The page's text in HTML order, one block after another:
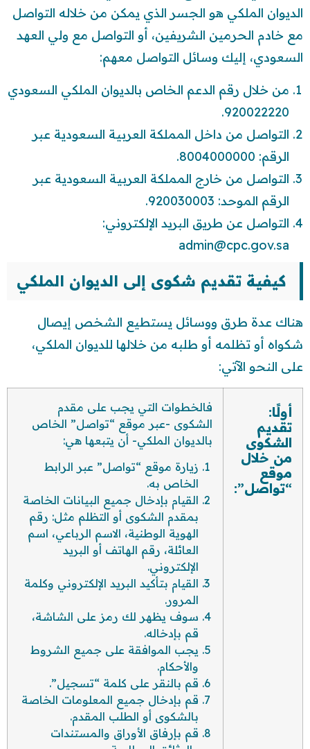
الديوان الملكي هو الجسر الذي يمكن من خلاله التواصل
مع خادم الحرمين الشريفين، أو التواصل مع ولي العهد
السعودي، إليك وسائل التواصل معهم:
من خلال رقم الدعم الخاص بالديوان الملكي السعودي
920022220.
التواصل من داخل المملكة العربية السعودية عبر
الرقم: 8004000000.
التواصل من خارج المملكة العربية السعودية عبر
الرقم الموحد: 920030003.
التواصل عن طريق البريد الإلكتروني:
admin@cpc.gov.sa
كيفية تقديم شكوى إلى الديوان الملكي
هناك عدة طرق ووسائل يستطيع الشخص إيصال
شكواه أو تظلمه أو طلبه من خلالها للديوان الملكي،
على النحو الآتي:
أولًا:
تقديم
الشكوى
من خلال
موقع
“تواصل”:
فالخطوات التي يجب على مقدم
الشكوى -عبر موقع “تواصل” الخاص
بالديوان الملكي- أن يتبعها هي:
زيارة موقع “تواصل” عبر الرابط
الخاص به.
القيام بإدخال جميع البيانات الخاصة
بمقدم الشكوى أو التظلم مثل: رقم
الهوية الوطنية، الاسم الرباعي، اسم
العائلة، رقم الهاتف أو البريد
الإلكتروني.
القيام بتأكيد البريد الإلكتروني وكلمة
المرور.
سوف يظهر لك رمز على الشاشة،
قم بإدخاله.
يجب الموافقة على جميع الشروط
والأحكام.
قم بالنقر على كلمة “تسجيل”.
قم بإدخال جميع المعلومات الخاصة
بالشكوى أو الطلب المقدم.
قم بإرفاق الأوراق والمستندات